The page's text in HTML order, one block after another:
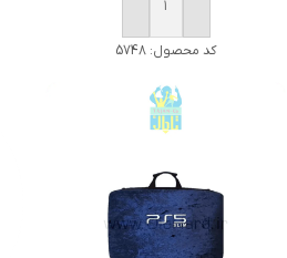
افزودن به سبد خرید
کد محصول: 5748